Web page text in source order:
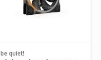
be quiet!